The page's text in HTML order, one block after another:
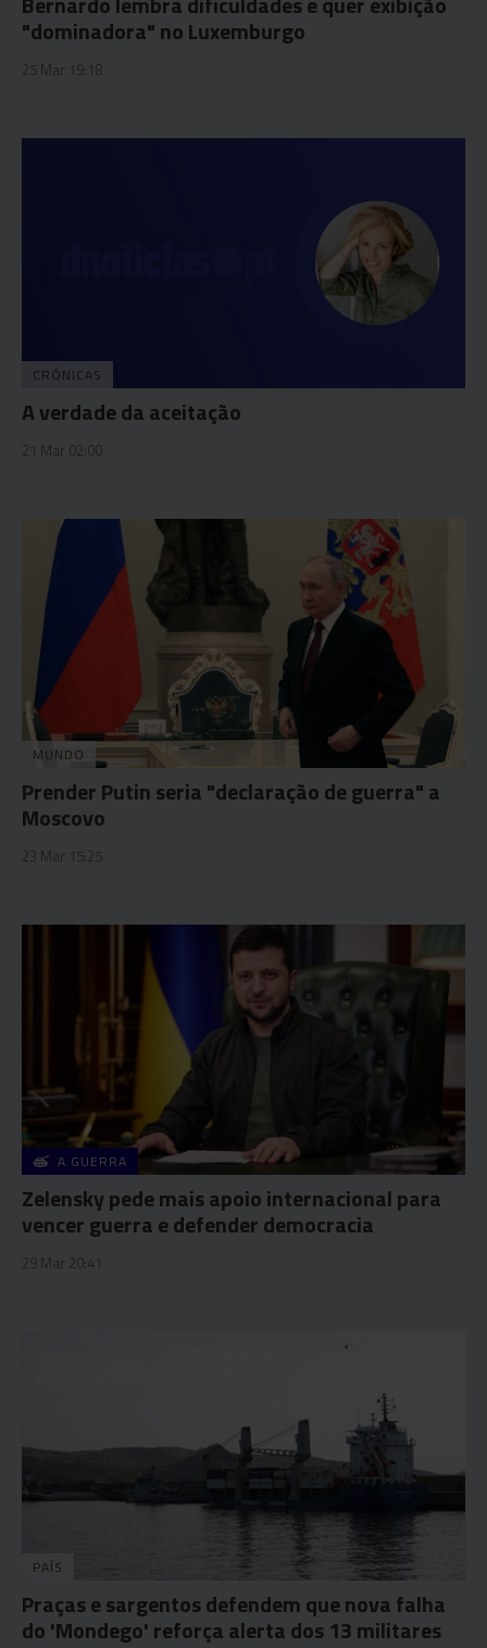
"dominadora" no Luxemburgo
25 Mar 19:18
CRÓNICAS
A verdade da aceitação
21 Mar 02:00
MUNDO
Prender Putin seria "declaração de guerra" a
Moscovo
23 Mar 15:25
A GUERRA
Zelensky pede mais apoio internacional para
vencer guerra e defender democracia
29 Mar 20:41
PAÍS
Praças e sargentos defendem que nova falha
do 'Mondego' reforça alerta dos 13 militares